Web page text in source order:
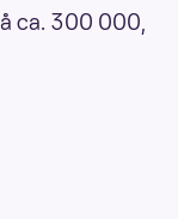
ca. 300 000,